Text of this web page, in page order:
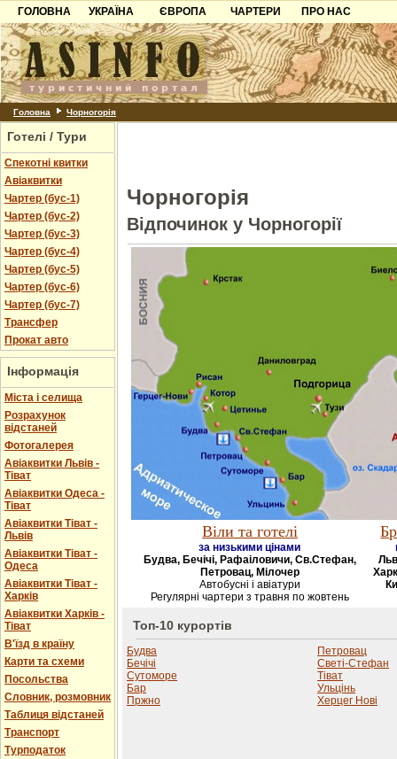
ГОЛОВНА
УКРАЇНА
Карпати
Азов
Причорноморря
Шацьк
ЄВРОПА
Чорногорія
Хорватія
Болгарія
ЧАРТЕРИ
ПРО НАС
Контакти
Партнерам
Додати готель
Головна Чорногорія
Готелі / Тури
Спекотні квитки
Авіаквитки
Чартер (бус-1)
Чартер (бус-2)
Чартер (бус-3)
Чартер (бус-4)
Чартер (бус-5)
Чартер (бус-6)
Чартер (бус-7)
Трансфер
Прокат авто
Інформація
Міста і селища
Розрахунок
відстаней
Фотогалерея
Авіаквитки Львів -
Тіват
Авіаквитки Одеса -
Тіват
Авіаквитки Тіват -
Львів
Авіаквитки Тіват -
Одеса
Авіаквитки Тіват -
Харків
Авіаквитки Харків -
Тіват
В'їзд в країну
Карти та схеми
Посольства
Словник, розмовник
Таблиця відстаней
Транспорт
Турподаток
Чорногорія
Відпочинок у Чорногорії
Віли та готелі
за низькими цінами
Будва, Бечічі, Рафаіловичи, Св.Стефан,
Петровац, Мілочер
Автобусні і авіатури
Регулярні чартери з травня по жовтень
Топ-10 курортів
Будва
Бечічі
Сутоморе
Бар
Пржно
Петровац
Светі-Стефан
Тіват
Ульцінь
Херцег Нові